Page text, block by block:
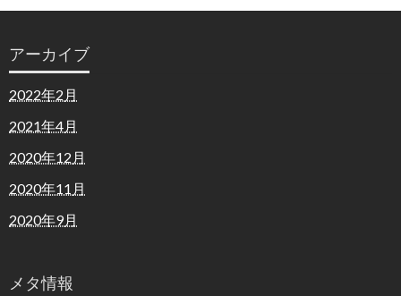
アーカイブ
2022年2月
2021年4月
2020年12月
2020年11月
2020年9月
メタ情報